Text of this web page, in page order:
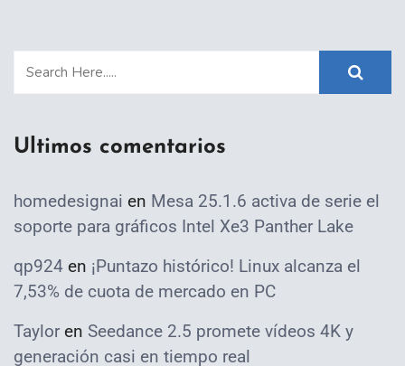
Ultimos comentarios
homedesignai en Mesa 25.1.6 activa de serie el
soporte para gráficos Intel Xe3 Panther Lake
qp924 en ¡Puntazo histórico! Linux alcanza el
7,53% de cuota de mercado en PC
Taylor en Seedance 2.5 promete vídeos 4K y
generación casi en tiempo real